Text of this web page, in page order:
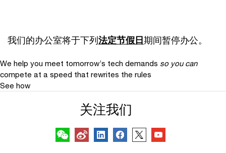
我们的办公室将于下列法定节假日期间暂停办公。
We help you meet tomorrow’s tech demands so you can
compete at a speed that rewrites the rules
See how
关注我们